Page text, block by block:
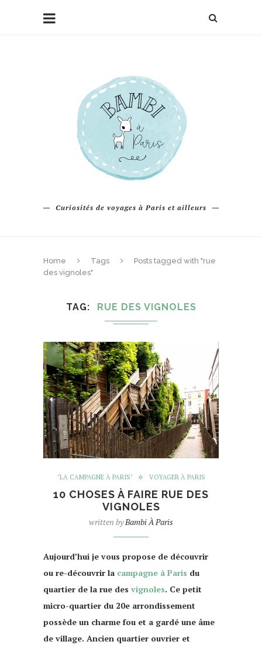
Curiosités de voyages à Paris et ailleurs
Home Tags
Posts tagged with "rue
des vignoles"
TAG RUE DES VIGNOLES
"LA CAMPAGNE À PARIS" VOYAGER À PARIS
10 CHOSES À FAIRE RUE DES
VIGNOLES
written byBambi À Paris
Aujourd’hui je vous propose de découvrir
ou re-découvrir la campagne à Paris du
quartier de la rue des vignoles. Ce petit
micro-quartier du 20e arrondissement
possède un charme fou et a gardé une âme
de village. Ancien quartier ouvrier et